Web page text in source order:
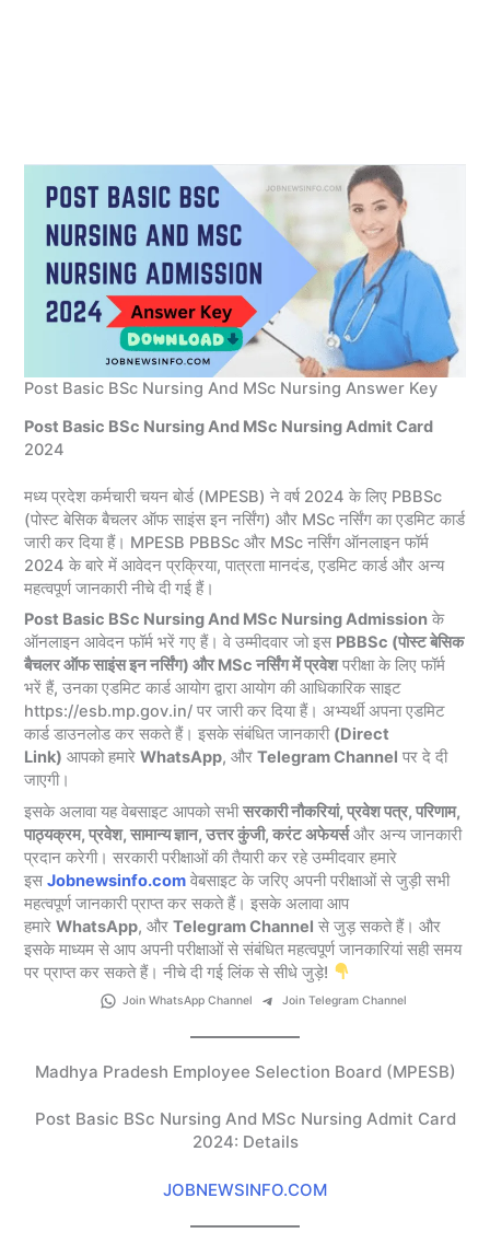
Post Basic BSc Nursing And MSc Nursing Answer Key
Post Basic BSc Nursing And MSc Nursing Admit Card
2024
मध्य प्रदेश कर्मचारी चयन बोर्ड (MPESB) ने वर्ष 2024 के लिए PBBSc
(पोस्ट बेसिक बैचलर ऑफ साइंस इन नर्सिंग) और MSc नर्सिंग का एडमिट कार्ड
जारी कर दिया हैं। MPESB PBBSc और MSc नर्सिंग ऑनलाइन फॉर्म
2024 के बारे में आवेदन प्रक्रिया, पात्रता मानदंड, एडमिट कार्ड और अन्य
महत्वपूर्ण जानकारी नीचे दी गई हैं।
Post Basic BSc Nursing And MSc Nursing Admission के
ऑनलाइन आवेदन फॉर्म भरें गए हैं। वे उम्मीदवार जो इस PBBSc (पोस्ट बेसिक
बैचलर ऑफ साइंस इन नर्सिंग) और MSc नर्सिंग में प्रवेशपरीक्षा के लिए फॉर्म
भरें हैं, उनका एडमिट कार्ड आयोग द्वारा आयोग की आधिकारिक साइट
https://esb.mp.gov.in/ पर जारी कर दिया हैं। अभ्यर्थी अपना एडमिट
कार्ड डाउनलोड कर सकते हैं। इसके संबंधित जानकारी (Direct
Link) आपको हमारेWhatsApp, औरTelegram Channel पर दे दी
जाएगी।
इसके अलावा यह वेबसाइट आपको सभीसरकारी नौकरियां, प्रवेश पत्र, परिणाम,
पाठ्यक्रम, प्रवेश, सामान्य ज्ञान, उत्तर कुंजी, करंट अफेयर्सऔर अन्य जानकारी
प्रदान करेगी। सरकारी परीक्षाओं की तैयारी कर रहे उम्मीदवार हमारे
इसJobnewsinfo.com वेबसाइट के जरिए अपनी परीक्षाओं से जुड़ी सभी
महत्वपूर्ण जानकारी प्राप्त कर सकते हैं। इसके अलावा आप
हमारेWhatsApp, औरTelegram Channel से जुड़ सकते हैं। और
इसके माध्यम से आप अपनी परीक्षाओं से संबंधित महत्वपूर्ण जानकारियां सही समय
पर प्राप्त कर सकते हैं। नीचे दी गई लिंक से सीधे जुड़े!
Join WhatsApp Channel Join Telegram Channel
Madhya Pradesh Employee Selection Board (MPESB)
Post Basic BSc Nursing And MSc Nursing Admit Card
2024: Details
JOBNEWSINFO.COM